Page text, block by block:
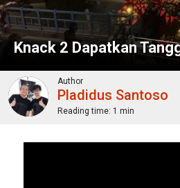
Knack 2 Dapatkan
Author
Pladidus Santoso
Reading time: 1 min